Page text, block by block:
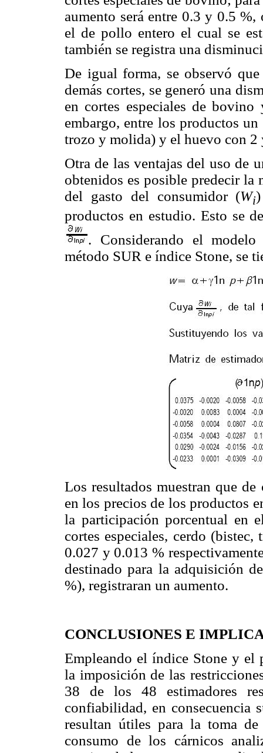
aumento será entre 0.3 y 0.5
el de pollo entero el cual se
también se registra una
De igual forma, se observó
demás cortes, se generó una
en cortes especiales de
embargo, entre los productos
trozo y molida) y el huevo con 2
Otra de las ventajas del uso de
obtenidos es posible predecir la
del gasto del consumidor (Wi
productos en estudio. Esto se
. Considerando el
método SUR e índice Stone, se
Los resultados muestran que
en los precios de los productos
la participación porcentual en
cortes especiales, cerdo
0.027 y 0.013 %
destinado para la adquisición
%), registraran un aumento.
CONCLUSIONES E
Empleando el índice Stone y el
la imposición de las
38 de los 48 estimadores
confiabilidad, en consecuencia
resultan útiles para la toma
consumo de los cárnicos